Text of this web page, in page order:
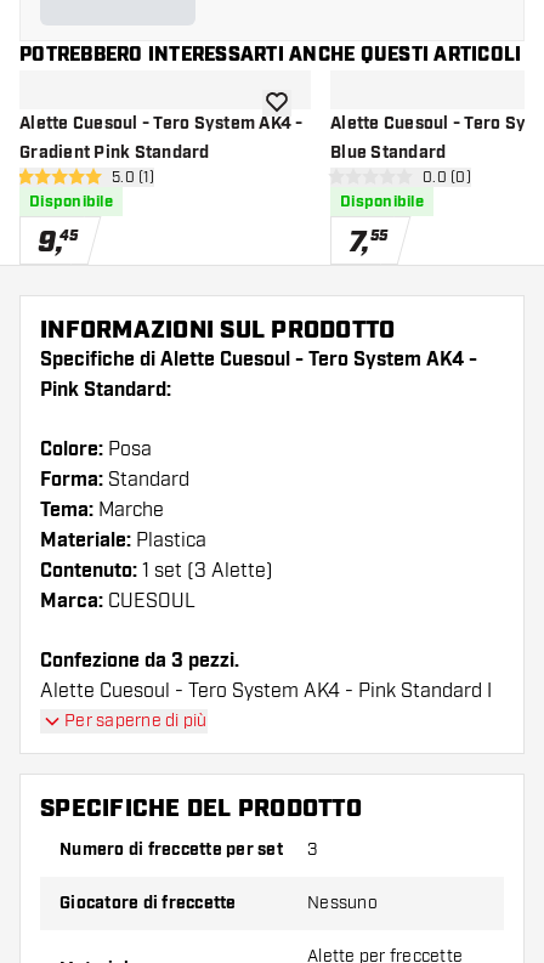
POTREBBERO INTERESSARTI ANCHE QUESTI ARTICOLI
Alette Cuesoul - Tero System AK4 -
Gradient Pink Standard
apri pannello recensioni
5 stelle di valutazione
5.0 (1)
Disponibile
9,45
aggiungi alla lista dei desideri
Alette Cuesoul - Tero
Blue Standard
apri pannello
0 stelle di valutazione
0.0 (0)
Disponibile
7,55
INFORMAZIONI SUL PRODOTTO
Specifiche di Alette Cuesoul - Tero System AK4 -
Pink Standard:
Colore: Posa
Forma: Standard
Tema: Marche
Materiale: Plastica
Contenuto: 1 set (3 Alette)
Marca: CUESOUL
Confezione da 3 pezzi.
Alette Cuesoul - Tero System AK4 - Pink Standard I
voli hanno una lunga durata. Queste alette possono
essere utilizzate solo con astine Cuesoul.
Suggerimento di Dartshopper!
Assicuratevi di avere a portata di mano un gran
Per saperne di più
SPECIFICHE DEL PRODOTTO
Numero di freccette per set 3
Giocatore di freccette Nessuno
Alette per freccette